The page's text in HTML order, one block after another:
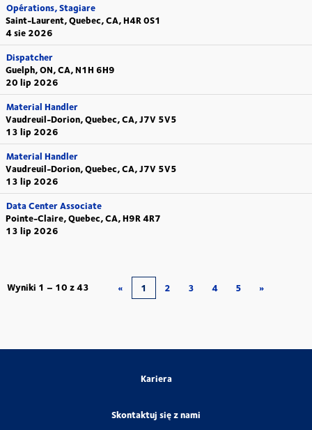
Opérations, Stagiare
Saint-Laurent, Quebec, CA, H4R 0S1
4 sie 2026
Dispatcher
Guelph, ON, CA, N1H 6H9
20 lip 2026
Material Handler
Vaudreuil-Dorion, Quebec, CA, J7V 5V5
13 lip 2026
Material Handler
Vaudreuil-Dorion, Quebec, CA, J7V 5V5
13 lip 2026
Data Center Associate
Pointe-Claire, Quebec, CA, H9R 4R7
13 lip 2026
Wyniki 1 – 10 z43 « 1 2 3 4 5 »
Kariera
Skontaktuj się z nami